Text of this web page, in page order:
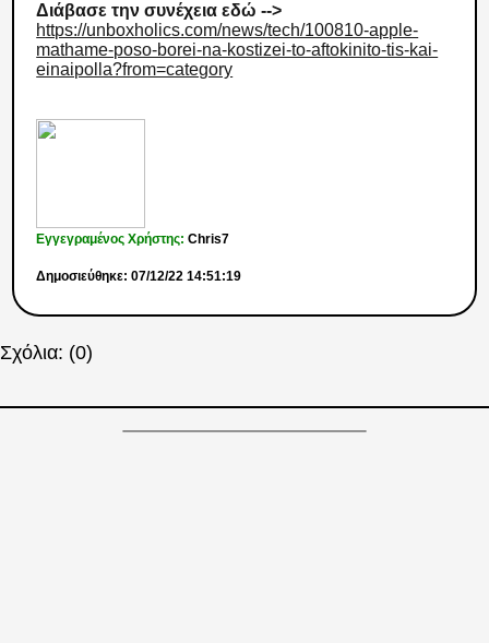
Διάβασε την συνέχεια εδώ -->
https://unboxholics.com/news/tech/100810-apple-
mathame-poso-borei-na-kostizei-to-aftokinito-tis-kai-
einaipolla?from=category
Εγγεγραμένος Χρήστης:Chris7
Δημοσιεύθηκε: 07/12/22 14:51:19
Σχόλια: (0)